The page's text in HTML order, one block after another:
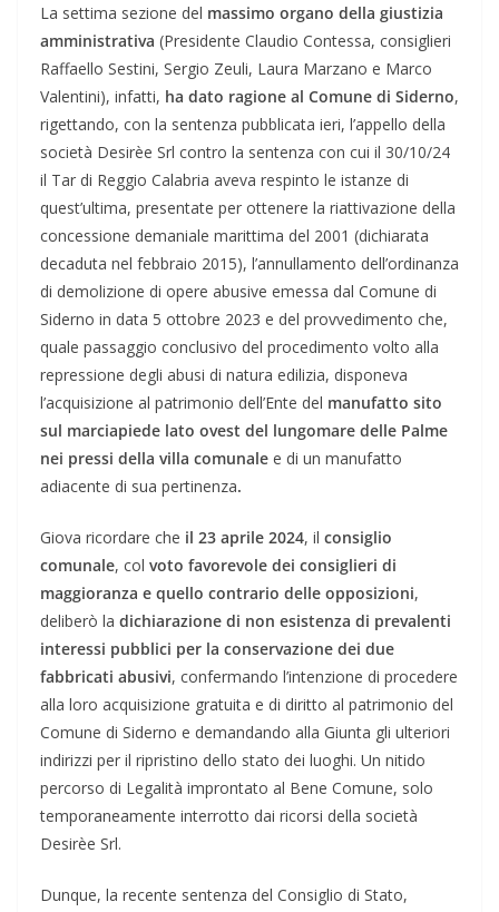
La settima sezione del massimo organo della giustizia
amministrativa (Presidente Claudio Contessa, consiglieri
Raffaello Sestini, Sergio Zeuli, Laura Marzano e Marco
Valentini), infatti, ha dato ragione al Comune di Siderno,
rigettando, con la sentenza pubblicata ieri, l’appello della
società Desirèe Srl contro la sentenza con cui il 30/10/24
il Tar di Reggio Calabria aveva respinto le istanze di
quest’ultima, presentate per ottenere la riattivazione della
concessione demaniale marittima del 2001 (dichiarata
decaduta nel febbraio 2015), l’annullamento dell’ordinanza
di demolizione di opere abusive emessa dal Comune di
Siderno in data 5 ottobre 2023 e del provvedimento che,
quale passaggio conclusivo del procedimento volto alla
repressione degli abusi di natura edilizia, disponeva
l’acquisizione al patrimonio dell’Ente del manufatto sito
sul marciapiede lato ovest del lungomare delle Palme
nei pressi della villa comunale e di un manufatto
adiacente di sua pertinenza.
Giova ricordare che il 23 aprile 2024, il consiglio
comunale, col voto favorevole dei consiglieri di
maggioranza e quello contrario delle opposizioni,
deliberò la dichiarazione di non esistenza di prevalenti
interessi pubblici per la conservazione dei due
fabbricati abusivi, confermando l’intenzione di procedere
alla loro acquisizione gratuita e di diritto al patrimonio del
Comune di Siderno e demandando alla Giunta gli ulteriori
indirizzi per il ripristino dello stato dei luoghi. Un nitido
percorso di Legalità improntato al Bene Comune, solo
temporaneamente interrotto dai ricorsi della società
Desirèe Srl.
Dunque, la recente sentenza del Consiglio di Stato,